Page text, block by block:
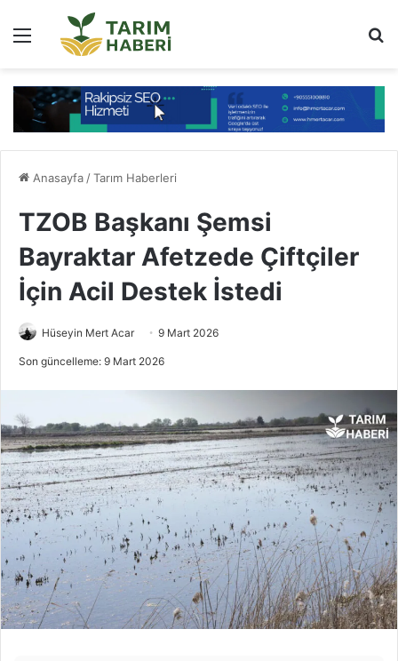
Menü
Anasayfa/Tarım Haberleri
TZOB Başkanı Şemsi
Bayraktar Afetzede Çiftçiler
İçin Acil Destek İstedi
Hüseyin Mert Acar 9 Mart 2026
Son güncelleme: 9 Mart 2026